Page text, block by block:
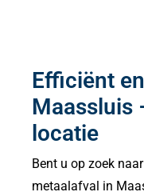
Efficiënt
Maassluis
locatie
Bent u op zoek
metaalafval in